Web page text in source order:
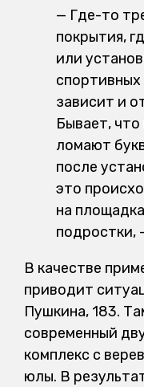
— Где-то
покрытия,
или
зависит и
Бывает,
ломают
после
это
на
подростки,
В качестве
приводит
Пушкина, 183.
современный
комплекс с
юлы. В